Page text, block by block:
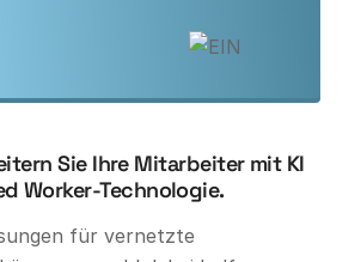
Sie Ihre Mitarbeiter mit KI
Worker-Technologie.
für vernetzte